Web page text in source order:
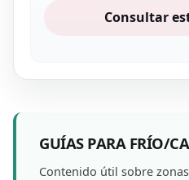
Consultar
GUÍAS PARA FRÍO/
Contenido útil sobre